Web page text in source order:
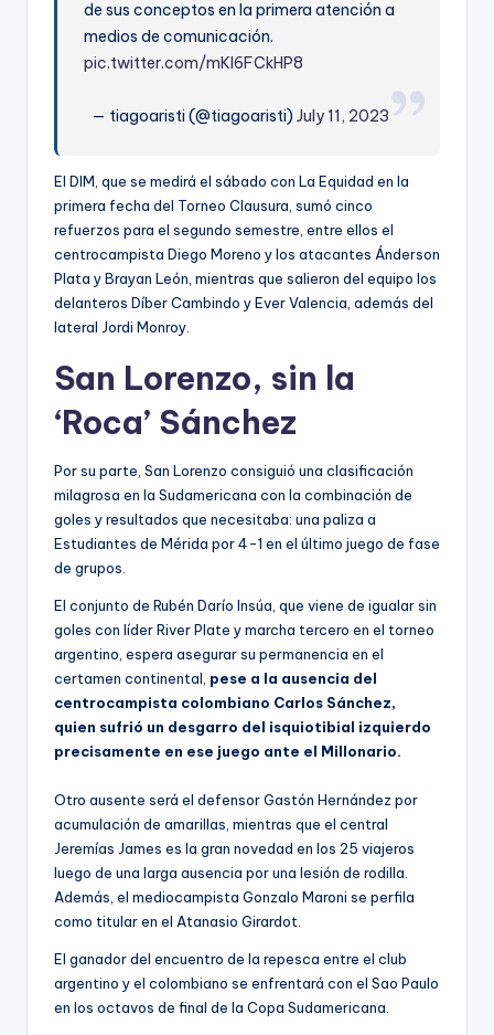
de sus conceptos en la primera atención a
medios de comunicación.
pic.twitter.com/mKI6FCkHP8
— tiagoaristi (@tiagoaristi) July 11, 2023
El DIM, que se medirá el sábado con La Equidad en la
primera fecha del Torneo Clausura, sumó cinco
refuerzos para el segundo semestre, entre ellos el
centrocampista Diego Moreno y los atacantes Ánderson
Plata y Brayan León, mientras que salieron del equipo los
delanteros Díber Cambindo y Ever Valencia, además del
lateral Jordi Monroy.
San Lorenzo, sin la
‘Roca’ Sánchez
Por su parte, San Lorenzo consiguió una clasificación
milagrosa en la Sudamericana con la combinación de
goles y resultados que necesitaba: una paliza a
Estudiantes de Mérida por 4-1 en el último juego de fase
de grupos.
El conjunto de Rubén Darío Insúa, que viene de igualar sin
goles con líder River Plate y marcha tercero en el torneo
argentino, espera asegurar su permanencia en el
certamen continental, pese a la ausencia del
centrocampista colombiano Carlos Sánchez,
quien sufrió un desgarro del isquiotibial izquierdo
precisamente en ese juego ante el Millonario.
Otro ausente será el defensor Gastón Hernández por
acumulación de amarillas, mientras que el central
Jeremías James es la gran novedad en los 25 viajeros
luego de una larga ausencia por una lesión de rodilla.
Además, el mediocampista Gonzalo Maroni se perfila
como titular en el Atanasio Girardot.
El ganador del encuentro de la repesca entre el club
argentino y el colombiano se enfrentará con el Sao Paulo
en los octavos de final de la Copa Sudamericana.